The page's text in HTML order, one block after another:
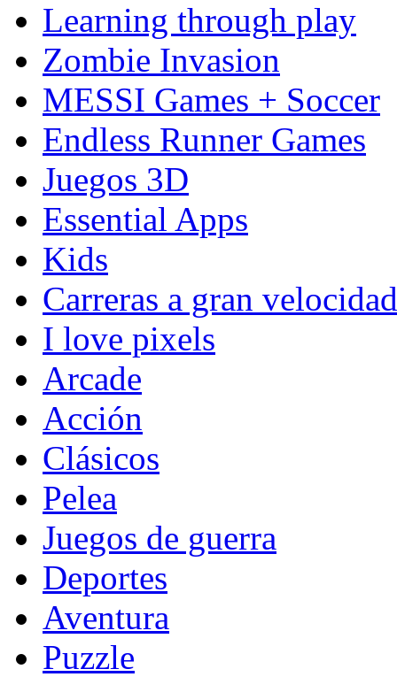
Learning through play
Zombie Invasion
MESSI Games + Soccer
Endless Runner Games
Juegos 3D
Essential Apps
Kids
Carreras a gran velocidad
I love pixels
Arcade
Acción
Clásicos
Pelea
Juegos de guerra
Deportes
Aventura
Puzzle